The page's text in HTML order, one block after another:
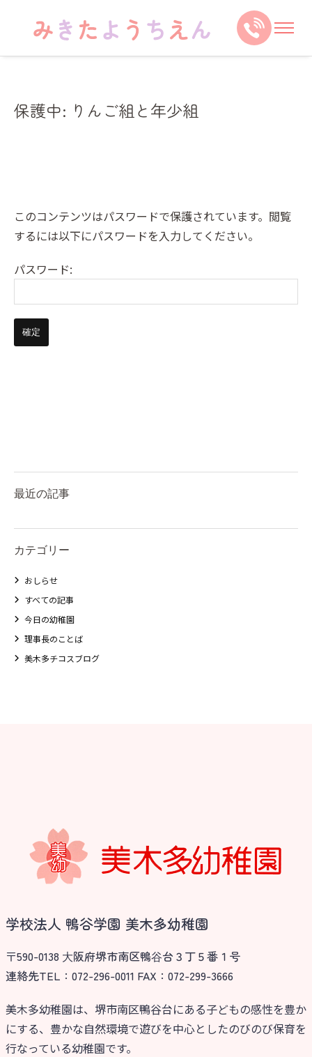
保護中: りんご組と年少組
このコンテンツはパスワードで保護されています。閲覧
するには以下にパスワードを入力してください。
パスワード:
最近の記事
カテゴリー
おしらせ
すべての記事
今日の幼稚園
理事長のことば
美木多チコスブログ
学校法人 鴨谷学園 美木多幼稚園
〒590-0138 ⼤阪府堺市南区鴨⾕台３丁５番１号
連絡先TEL：072-296-0011 FAX：072-299-3666
美木多幼稚園は、堺市南区鴨谷台にある子どもの感性を豊か
にする、豊かな自然環境で遊びを中心としたのびのび保育を
行なっている幼稚園です。
お知らせ
今日の幼稚園
園児募集要項
教職員募集